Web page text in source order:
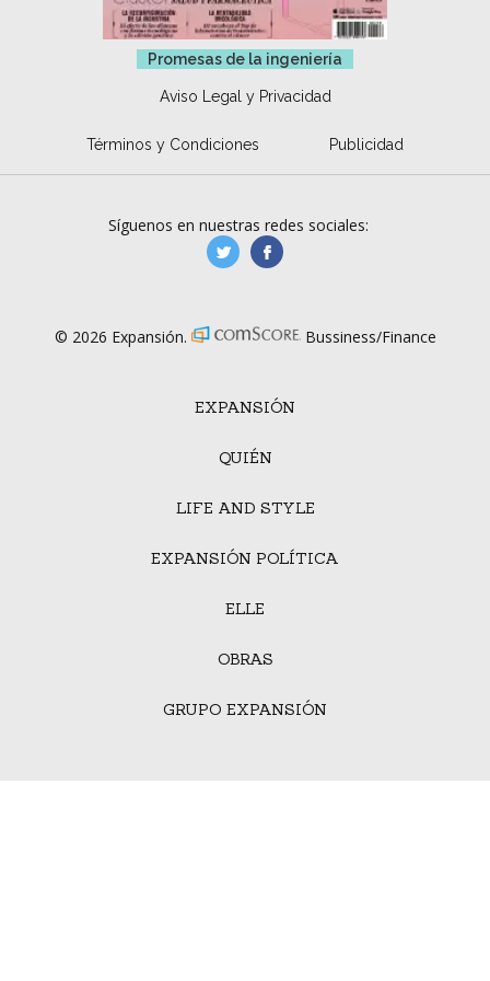
Promesas de la ingeniería
Aviso Legal y Privacidad
Términos y Condiciones Publicidad
EXPANSIÓN
QUIÉN
LIFE AND STYLE
EXPANSIÓN POLÍTICA
ELLE
OBRAS
GRUPO EXPANSIÓN
Síguenos en nuestras redes sociales:
manufacturaGE
© 2026 Expansión. Bussiness/Finance